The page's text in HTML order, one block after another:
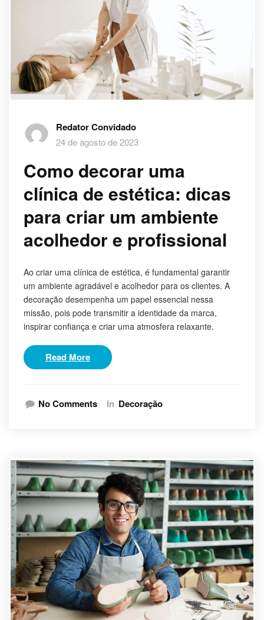
Redator Convidado
24 de agosto de 2023
Como decorar uma
clínica de estética: dicas
para criar um ambiente
acolhedor e profissional
Ao criar uma clínica de estética, é fundamental garantir
um ambiente agradável e acolhedor para os clientes. A
decoração desempenha um papel essencial nessa
missão, pois pode transmitir a identidade da marca,
inspirar confiança e criar uma atmosfera relaxante.
Read More
No Comments In Decoração